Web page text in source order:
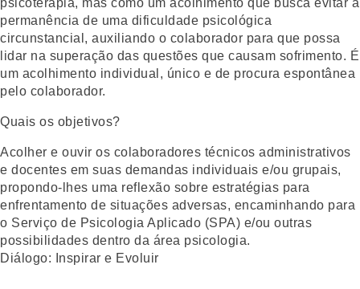
permanência de uma dificuldade psicológica
circunstancial, auxiliando o colaborador para que possa
lidar na superação das questões que causam sofrimento. É
um acolhimento individual, único e de procura espontânea
pelo colaborador.
Quais os objetivos?
Acolher e ouvir os colaboradores técnicos administrativos
e docentes em suas demandas individuais e/ou grupais,
propondo-lhes uma reflexão sobre estratégias para
enfrentamento de situações adversas, encaminhando para
o Serviço de Psicologia Aplicado (SPA) e/ou outras
possibilidades dentro da área psicologia.
Diálogo: Inspirar e Evoluir